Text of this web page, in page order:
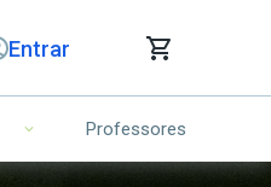
Entrar
Professores